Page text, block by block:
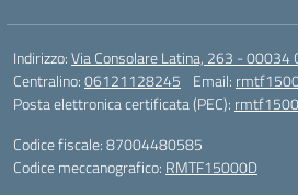
Indirizzo:Via Consolare Latina, 263 - 00034
Centralino:06121128245 Email:
Posta elettronica certificata (PEC):
Codice fiscale: 87004480585
Codice meccanografico: RMTF15000D